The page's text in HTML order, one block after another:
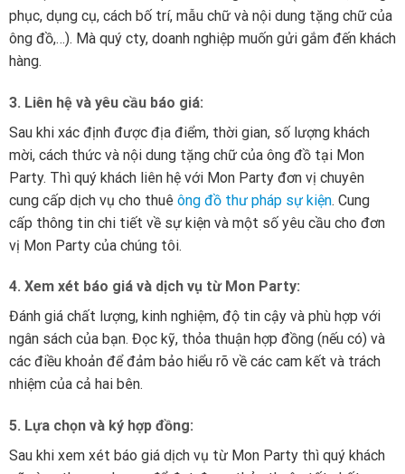
phục, dụng cụ, cách bố trí, mẫu chữ và nội dung tặng chữ của
ông đồ,…). Mà quý cty, doanh nghiệp muốn gửi gắm đến khách
hàng.
3. Liên hệ và yêu cầu báo giá:
Sau khi xác định được địa điểm, thời gian, số lượng khách
mời, cách thức và nội dung tặng chữ của ông đồ tại Mon
Party. Thì quý khách liên hệ với Mon Party đơn vị chuyên
cung cấp dịch vụ cho thuê ông đồ thư pháp sự kiện. Cung
cấp thông tin chi tiết về sự kiện và một số yêu cầu cho đơn
vị Mon Party của chúng tôi.
4. Xem xét báo giá và dịch vụ từ Mon Party:
Đánh giá chất lượng, kinh nghiệm, độ tin cậy và phù hợp với
ngân sách của bạn. Đọc kỹ, thỏa thuận hợp đồng (nếu có) và
các điều khoản để đảm bảo hiểu rõ về các cam kết và trách
nhiệm của cả hai bên.
5. Lựa chọn và ký hợp đồng:
Sau khi xem xét báo giá dịch vụ từ Mon Party thì quý khách